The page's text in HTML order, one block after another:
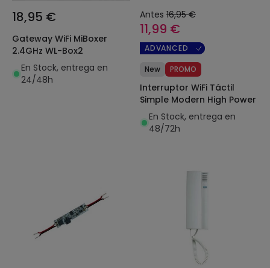
18,95 €
Gateway WiFi MiBoxer
2.4GHz WL-Box2
En Stock, entrega en
24/48h
Antes 16,95 €
11,99 €
ADVANCED
New PROMO
Interruptor WiFi Táctil
Simple Modern High Power
En Stock, entrega en
48/72h